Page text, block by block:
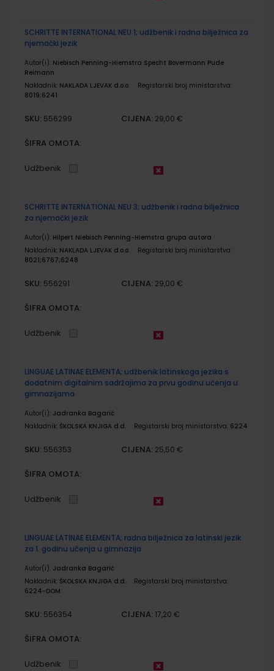
SCHRITTE INTERNATIONAL NEU 1; udžbenik i radna bilježnica za
njemački jezik
Autor(i): Niebisch Penning-Hiemstra Specht Bovermann Pude
Reimann
Nakladnik: NAKLADA LJEVAK d.o.o.
Registarski broj ministarstva:
8019;6241
SKU: 556299 CIJENA: 29,00 €
ŠIFRA OMOTA:
Udžbenik
SCHRITTE INTERNATIONAL NEU 3; udžbenik i radna bilježnica
za njemački jezik
Autor(i): Hilpert Niebisch Penning-Hiemstra grupa autora
Nakladnik: NAKLADA LJEVAK d.o.o.
Registarski broj ministarstva:
8021;6767;6248
SKU: 556291 CIJENA: 29,00 €
ŠIFRA OMOTA:
Udžbenik
LINGUAE LATINAE ELEMENTA; udžbenik latinskoga jezika s
dodatnim digitalnim sadržajima za prvu godinu učenja u
gimnazijama
Autor(i): Jadranka Bagarić
Nakladnik: ŠKOLSKA KNJIGA d.d. Registarski broj ministarstva: 6224
SKU: 556353 CIJENA: 25,50 €
ŠIFRA OMOTA:
Udžbenik
LINGUAE LATINAE ELEMENTA; radna bilježnica za latinski jezik
za 1. godinu učenja u gimnazija
Autor(i): Jadranka Bagarić
Nakladnik: ŠKOLSKA KNJIGA d.d.
Registarski broj ministarstva:
6224-DOM
SKU: 556354 CIJENA: 17,20 €
ŠIFRA OMOTA:
Udžbenik